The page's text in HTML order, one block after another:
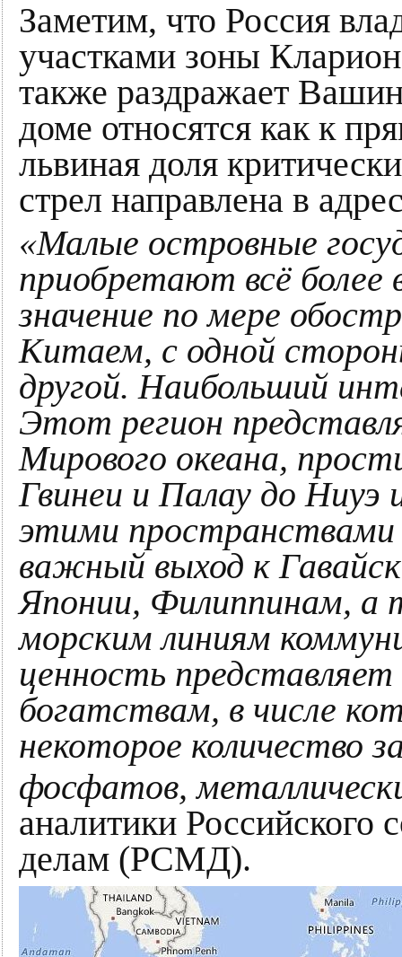
Заметим, что Россия
участками зоны
также раздражает
доме относятся как к
львиная доля
стрел направлена в
«Малые островные
приобретают всё более
значение по мере
Китаем, с одной
другой. Наибольший
Этот регион
Мирового океана,
Гвинеи и Палау до
этими
важный выход к
Японии, Филиппинам,
морским линиям
ценность
богатствам, в числе
некоторое количество
фосфатов,
аналитики
делам (РСМД).